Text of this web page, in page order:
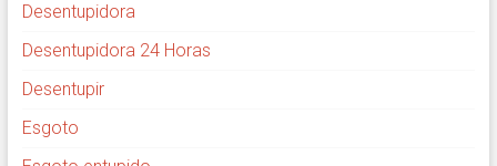
Desentupidora
Desentupidora 24 Horas
Desentupir
Esgoto